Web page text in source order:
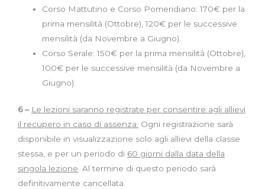
Corso Mattutino e Corso Pomeridiano: 170€ per la
prima mensilità (Ottobre), 120€ per le successive
mensilità (da Novembre a Giugno).
Corso Serale: 150€ per la prima mensilità (Ottobre),
100€ per le successive mensilità (da Novembre a
Giugno).
6 – Le lezioni saranno registrate per consentire agli allievi
il recupero in caso di assenza. Ogni registrazione sarà
disponibile in visualizzazione solo agli allievi della classe
stessa, e per un periodo di 60 giorni dalla data della
singola lezione. Al termine di questo periodo sarà
definitivamente cancellata.